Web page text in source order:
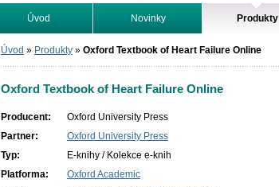
Úvod Novinky Produkty
Vyhledávání Tutoriály
Úvod » Produkty » Oxford Textbook of Heart Failure Online
Oxford Textbook of Heart Failure Online
Producent:
Oxford University Press
Partner:
Oxford University Press
Typ:
E-knihy / Kolekce e-knih
Platforma:
Oxford Academic